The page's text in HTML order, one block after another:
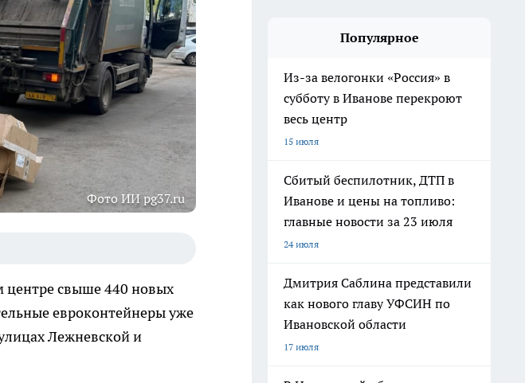
Фото ИИ pg37.ru
центре свыше 440 новых
евроконтейнеры уже
Лежневской и
Популярное
Из-за велогонки «Россия» в
субботу в Иванове перекроют
весь центр
15 июля
Сбитый беспилотник, ДТП в
Иванове и цены на топливо:
главные новости за 23 июля
24 июля
Дмитрия Саблина представили
как нового главу УФСИН по
Ивановской области
17 июля